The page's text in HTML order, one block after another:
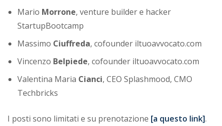
Mario Morrone, venture builder e hacker
StartupBootcamp
Massimo Ciuffreda, cofounder iltuoavvocato.com
Vincenzo Belpiede, cofounder iltuoavvocato.com
Valentina Maria Cianci, CEO Splashmood, CMO
Techbricks
I posti sono limitati e su prenotazione [a questo link].